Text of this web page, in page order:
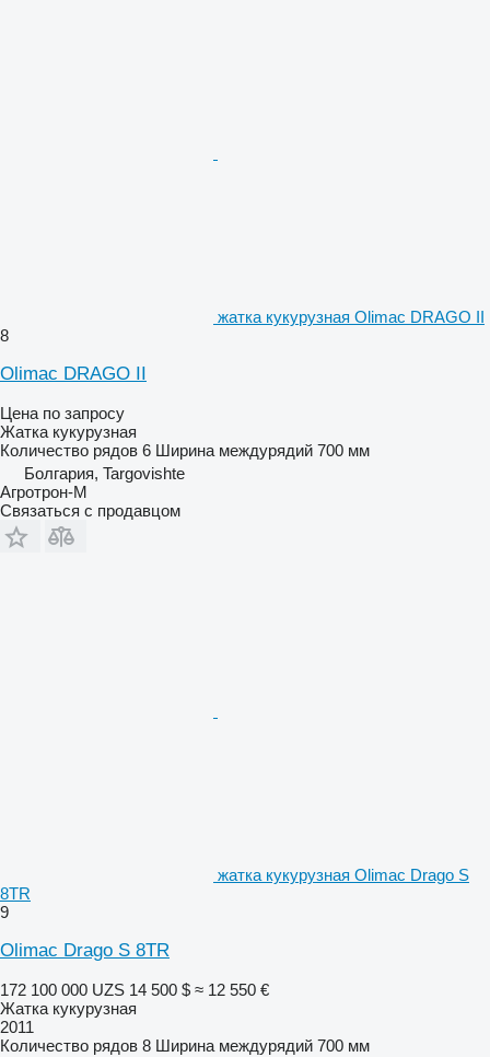
жатка кукурузная Olimac DRAGO II
8
Olimac DRAGO II
Цена по запросу
Жатка кукурузная
Количество рядов 6 Ширина междурядий 700 мм
Болгария, Targovishte
Агротрон-М
Связаться с продавцом
жатка кукурузная Olimac Drago S
8TR
9
Olimac Drago S 8TR
172 100 000 UZS 14 500 $ ≈ 12 550 €
Жатка кукурузная
2011
Количество рядов 8 Ширина междурядий 700 мм